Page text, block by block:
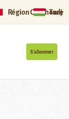
Région Ouïghoure
S’abonner